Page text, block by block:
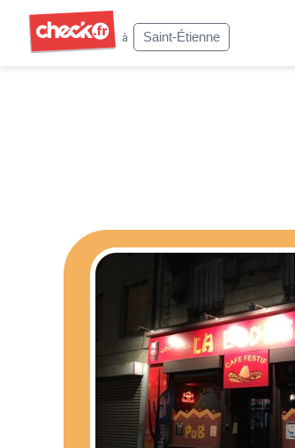
à
Saint-Étienne